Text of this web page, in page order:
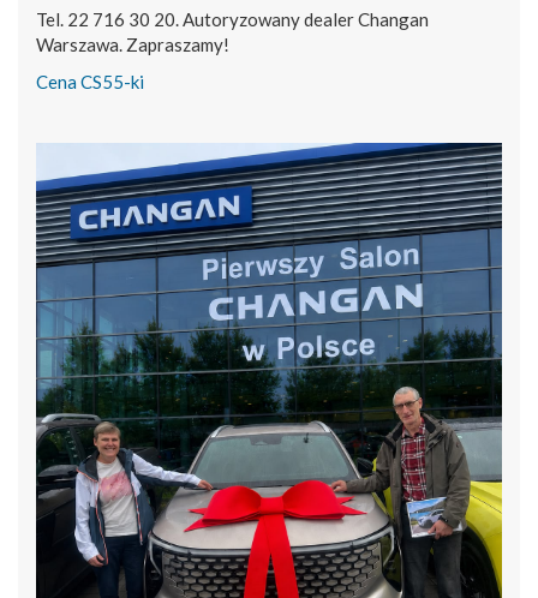
Tel. 22 716 30 20. Autoryzowany dealer Changan
Warszawa. Zapraszamy!
Cena CS55-ki